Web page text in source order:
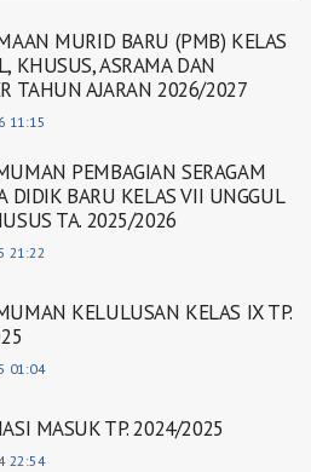
MURID BARU (PMB) KELAS
KHUSUS, ASRAMA DAN
TAHUN AJARAN 2026/2027
11:15
PEMBAGIAN SERAGAM
DIDIK BARU KELAS VII UNGGUL
TA. 2025/2026
21:22
KELULUSAN KELAS IX TP.
01:04
MASUK TP. 2024/2025
22:54